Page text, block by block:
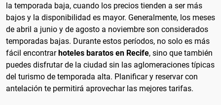
la temporada baja, cuando los precios tienden a ser más
bajos y la disponibilidad es mayor. Generalmente, los meses
de abril a junio y de agosto a noviembre son considerados
temporadas bajas. Durante estos períodos, no solo es más
fácil encontrarhoteles baratos en Recife, sino que también
puedes disfrutar de la ciudad sin las aglomeraciones típicas
del turismo de temporada alta. Planificar y reservar con
antelación te permitirá aprovechar las mejores tarifas.